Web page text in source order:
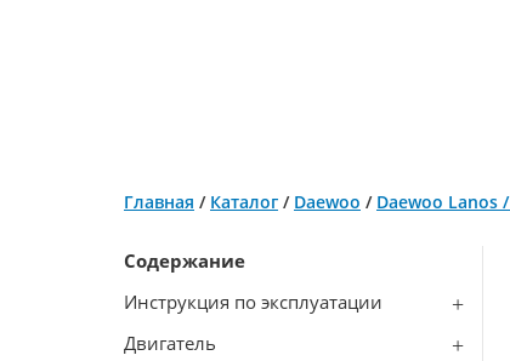
Главная / Каталог / Daewoo / Daewoo Lanos
Содержание
Инструкция по эксплуатации
Двигатель